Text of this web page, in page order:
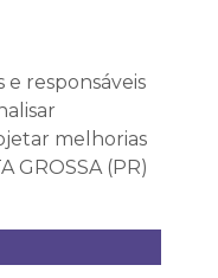
responsáveis
melhorias
GROSSA (PR)